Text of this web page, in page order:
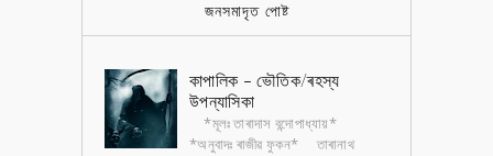
জনসমাদৃত পোষ্ট
কাপালিক - ভৌতিক/ৰহস্য
উপন্যাসিকা
*মূলঃ তাৰাদাস বন্দোপাধ্যায়*
*অনুবাদঃ ৰাজীৱ ফুকন* তাৰানাথ